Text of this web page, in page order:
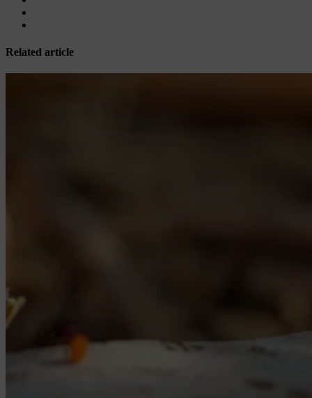
Related article